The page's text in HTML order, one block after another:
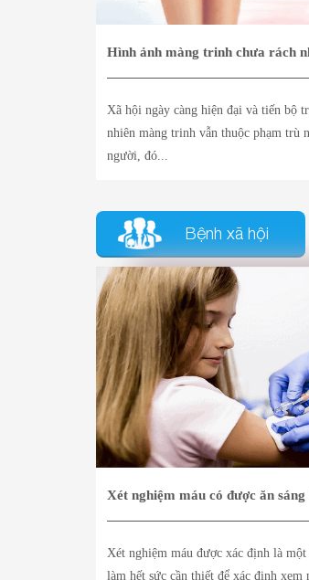
Hình ảnh màng trinh chưa rách
Xã hội ngày càng hiện đại và tiến bộ
nhiên màng trinh vẫn thuộc phạm trù
người, đó...
Bệnh xã hội
Xét nghiệm máu có được ăn sáng
Xét nghiệm máu được xác định là
làm hết sức cần thiết để xác định xem